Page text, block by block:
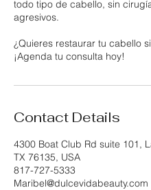
todo tipo de cabello, sin
agresivos.
¿Quieres restaurar tu cabello
¡Agenda tu consulta hoy!
Contact Details
4300 Boat Club Rd suite 101,
TX 76135, USA
817-727-5333
Maribel@dulcevidabeauty.com